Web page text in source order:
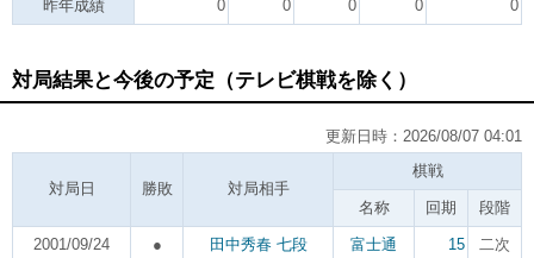
昨年成績 0 0 0 0 0
対局結果と今後の予定（テレビ棋戦を除く）
更新日時：2026/08/07 04:01
対局日 勝敗 対局相手
棋戦
名称 回期 段階
2001/09/24 ● 田中秀春 七段 富士通 15 二次